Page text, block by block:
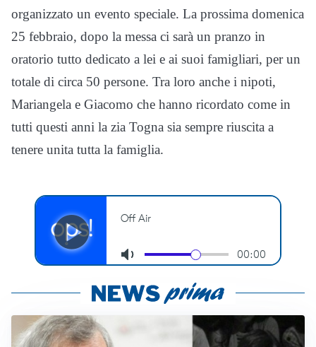
organizzato un evento speciale. La prossima domenica
25 febbraio, dopo la messa ci sarà un pranzo in
oratorio tutto dedicato a lei e ai suoi famigliari, per un
totale di circa 50 persone. Tra loro anche i nipoti,
Mariangela e Giacomo che hanno ricordato come in
tutti questi anni la zia Togna sia sempre riuscita a
tenere unita tutta la famiglia.